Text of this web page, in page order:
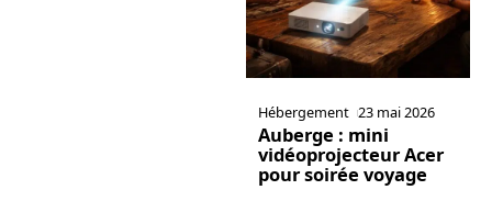
Hébergement 23 mai 2026
Auberge : mini
vidéoprojecteur Acer
pour soirée voyage